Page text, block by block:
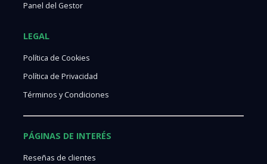
Panel del Gestor
LEGAL
Política de Cookies
Política de Privacidad
Términos y Condiciones
PÁGINAS DE INTERÉS
Reseñas de clientes